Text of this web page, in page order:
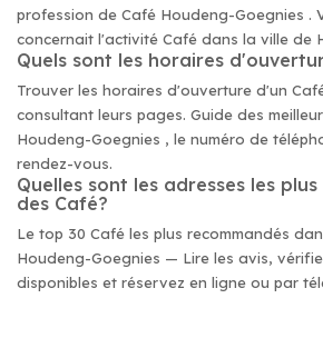
profession de Café Houdeng-Goegnies .
concernait l'activité Café dans la ville de
Quels sont les horaires
Trouver les horaires d'ouverture d'un
consultant leurs pages. Guide des
Houdeng-Goegnies , le numéro de
rendez-vous.
Quelles sont les adresses les
des Café?
Le top 30 Café les plus recommandés
Houdeng-Goegnies — Lire les avis,
disponibles et réservez en ligne ou par